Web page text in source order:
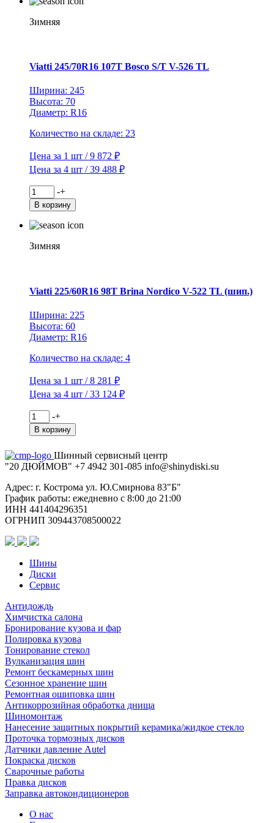
Brina
TL
Зимняя
Viatti 245/70R16 107T Bosco S/T V-526 TL
Ширина: 245
Высота: 70
Диаметр: R16
Количество на складе: 23
Цена за 1 шт / 9 872 ₽
Цена за 4 шт / 39 488 ₽
Количество
товара
Viatti
245/70R16
Bosco
TL
-+
В корзину
Зимняя
Viatti 225/60R16 98T Brina Nordico V-522 TL (шип.)
Ширина: 225
Высота: 60
Диаметр: R16
Количество на складе: 4
Цена за 1 шт / 8 281 ₽
Цена за 4 шт / 33 124 ₽
Количество
товара
Viatti
98T
Brina
V-
522
TL
(шип.)
-+
В корзину
Шинный сервисный центр
"20 ДЮЙМОВ" +7 4942 301-085 info@shinydiski.su
Адрес: г. Кострома ул. Ю.Смирнова 83"Б"
График работы: ежедневно с 8:00 до 21:00
ИНН 441404296351
ОГРНИП 309443708500022
Шины
Диски
Сервис
Антидождь
Химчистка салона
Бронирование кузова и фар
Полировка кузова
Тонирование стекол
Вулканизация шин
Ремонт бескамерных шин
Сезонное хранение шин
Ремонтная ошиповка шин
Антикоррозийная обработка днища
Шиномонтаж
Нанесение защитных покрытий керамика/жидкое стекло
Проточка тормозных дисков
Датчики давление Autel
Покраска дисков
Сварочные работы
Правка дисков
Заправка автокондиционеров
О нас